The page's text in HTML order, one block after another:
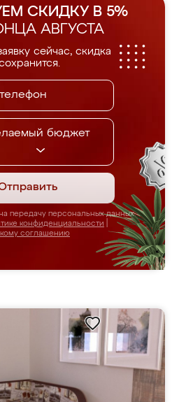
СКИДКУ В 5%
АВГУСТА
сейчас, скидка
бюджет
передачу персональных данных
конфиденциальности
соглашению